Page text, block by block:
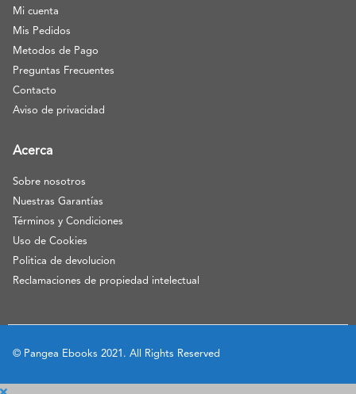
Mi cuenta
Mis Pedidos
Metodos de Pago
Preguntas Frecuentes
Contacto
Aviso de privacidad
Acerca
Sobre nosotros
Nuestras Garantías
Términos y Condiciones
Uso de Cookies
Politica de devolucion
Reclamaciones de propiedad intelectual
© Pangea Ebooks 2021. All Rights Reserved